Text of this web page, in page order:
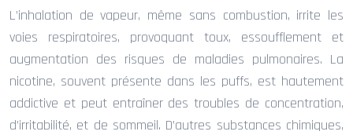
L’inhalation de vapeur, même sans combustion, irrite les
voies respiratoires, provoquant toux, essoufflement et
augmentation des risques de maladies pulmonaires. La
nicotine, souvent présente dans les puffs, est hautement
addictive et peut entraîner des troubles de concentration,
d’irritabilité, et de sommeil. D’autres substances chimiques,